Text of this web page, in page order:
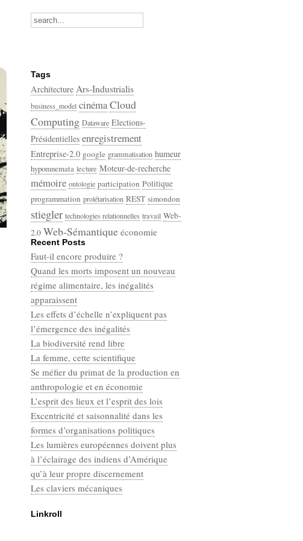
Recent Posts
Faut-il encore produire ?
Quand les morts imposent un nouveau
régime alimentaire, les inégalités
apparaissent
Les effets d’échelle n’expliquent pas
l’émergence des inégalités
La biodiversité rend libre
La femme, cette scientifique
Se méfier du primat de la production en
anthropologie et en économie
L’esprit des lieux et l’esprit des lois
Excentricité et saisonnalité dans les
formes d’organisations politiques
Les lumières européennes doivent plus
à l’éclairage des indiens d’Amérique
qu’à leur propre discernement
Les claviers mécaniques
Linkroll
Tags
Architecture Ars-Industrialis
business_model cinémaCloud
Computing Dataware Elections-
Présidentielles enregistrement
Entreprise-2.0 google grammatisation humeur
hypomnemata lecture Moteur-de-recherche
mémoire ontologie participation Politique
programmation prolétarisation REST simondon
stiegler technologies relationnelles travail Web-
2.0 Web-Sémantique économie
écriture
Categories
Défaut